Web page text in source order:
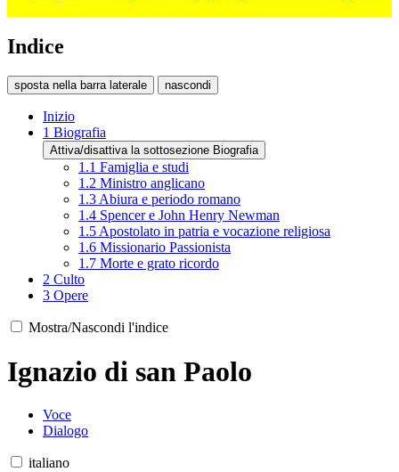
Indice
sposta nella barra laterale nascondi
Inizio
1 Biografia
Attiva/disattiva la sottosezione Biografia
1.1 Famiglia e studi
1.2 Ministro anglicano
1.3Abiura e periodo romano
1.4 Spencer e John Henry Newman
1.5Apostolato in patria e vocazione religiosa
1.6 Missionario Passionista
1.7 Morte e grato ricordo
2 Culto
3 Opere
Mostra/Nascondi l'indice
Ignazio di san Paolo
Voce
Dialogo
italiano